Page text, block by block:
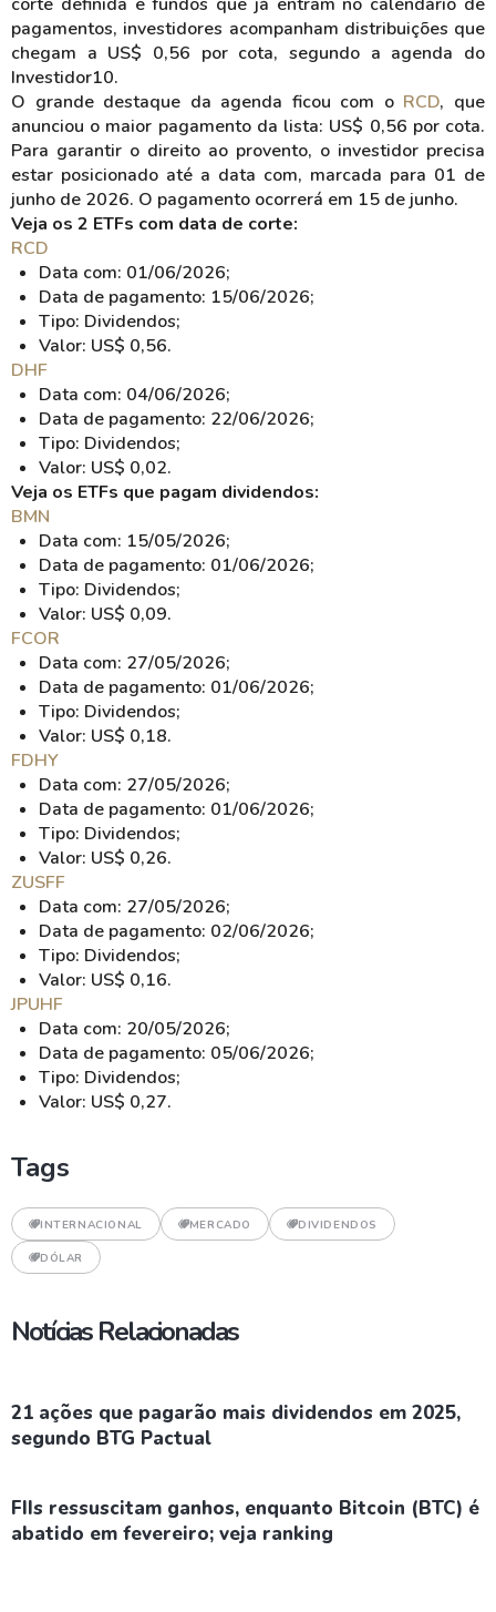
pagamentos, investidores acompanham distribuições que
chegam a US$ 0,56 por cota, segundo a agenda do
Investidor10.
O grande destaque da agenda ficou com o RCD, que
anunciou o maior pagamento da lista: US$ 0,56 por cota.
Para garantir o direito ao provento, o investidor precisa
estar posicionado até a data com, marcada para 01 de
junho de 2026. O pagamento ocorrerá em 15 de junho.
Veja os 2 ETFs com data de corte:
RCD
Data com: 01/06/2026;
Data de pagamento: 15/06/2026;
Tipo: Dividendos;
Valor: US$ 0,56.
DHF
Data com: 04/06/2026;
Data de pagamento: 22/06/2026;
Tipo: Dividendos;
Valor: US$ 0,02.
Veja os ETFs que pagam dividendos:
BMN
Data com: 15/05/2026;
Data de pagamento: 01/06/2026;
Tipo: Dividendos;
Valor: US$ 0,09.
FCOR
Data com: 27/05/2026;
Data de pagamento: 01/06/2026;
Tipo: Dividendos;
Valor: US$ 0,18.
FDHY
Data com: 27/05/2026;
Data de pagamento: 01/06/2026;
Tipo: Dividendos;
Valor: US$ 0,26.
ZUSFF
Data com: 27/05/2026;
Data de pagamento: 02/06/2026;
Tipo: Dividendos;
Valor: US$ 0,16.
JPUHF
Data com: 20/05/2026;
Data de pagamento: 05/06/2026;
Tipo: Dividendos;
Valor: US$ 0,27.
Tags
INTERNACIONAL MERCADO DIVIDENDOS
DÓLAR
Notícias Relacionadas
21 ações que pagarão mais dividendos em 2025,
segundo BTG Pactual
FIIs ressuscitam ganhos, enquanto Bitcoin (BTC) é
abatido em fevereiro; veja ranking